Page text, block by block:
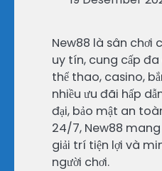
New88 là sân chơi
uy tín, cung cấp
thể thao, casino,
nhiều ưu đãi hấp
đại, bảo mật an
24/7, New88
giải trí tiện lợi và
người chơi.